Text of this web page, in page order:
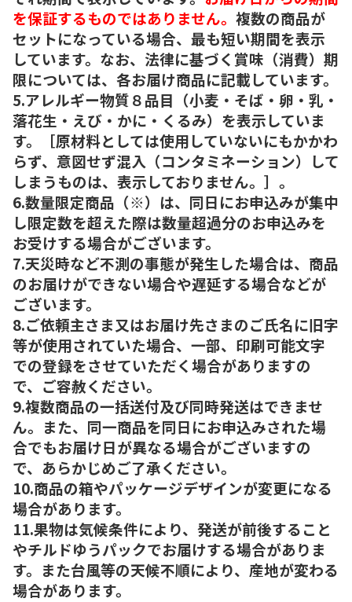
を保証するものではありません。 複数の商品が
セットになっている場合、最も短い期間を表示
しています。なお、法律に基づく賞味（消費）期
限については、各お届け商品に記載しています。
5.アレルギー物質８品目（小麦・そば・卵・乳・
落花生・えび・かに・くるみ）を表示していま
す。［原材料としては使用していないにもかかわ
らず、意図せず混入（コンタミネーション）して
しまうものは、表示しておりません。］。
6.数量限定商品（※）は、同日にお申込みが集中
し限定数を超えた際は数量超過分のお申込みを
お受けする場合がございます。
7.天災時など不測の事態が発生した場合は、商品
のお届けができない場合や遅延する場合などが
ございます。
8.ご依頼主さま又はお届け先さまのご氏名に旧字
等が使用されていた場合、一部、印刷可能文字
での登録をさせていただく場合がありますの
で、ご容赦ください。
9.複数商品の一括送付及び同時発送はできませ
ん。また、同一商品を同日にお申込みされた場
合でもお届け日が異なる場合がございますの
で、あらかじめご了承ください。
10.商品の箱やパッケージデザインが変更になる
場合があります。
11.果物は気候条件により、発送が前後すること
やチルドゆうパックでお届けする場合がありま
す。また台風等の天候不順により、産地が変わる
場合があります。